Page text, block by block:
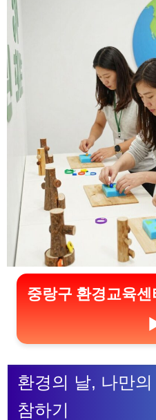
중랑구 환경교육
환경의 날, 나만
참하기